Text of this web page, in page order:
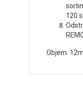
120
Objem: